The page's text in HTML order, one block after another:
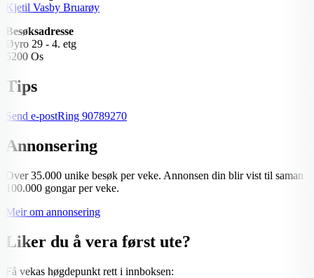
Kjetil Vasby Bruarøy
Besøksadresse
Øyro 29 - 4. etg
5200 Os
Tips
Send e-postRing 90789270
Annonsering
Over 35.000 unike besøk per veke. Annonsen din blir vist til saman
100.000 gongar per veke.
Meir om annonsering
Liker du å vera først ute?
Få vekas høgdepunkt rett i innboksen: